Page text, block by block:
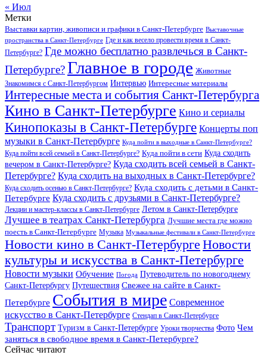
« Июл
Метки
Выставки картин, живописи и графики в Санкт-Петербурге Выставочные
пространства в Санкт-Петербурге Где и как весело провести время в Санкт-
Петербурге? Где можно бесплатно развлечься в Санкт-
Петербурге?Главное в городе Животные
Знакомимся с Санкт-Петербургом Интервью Интересные материалы
Интересные места и события Санкт-Петербурга
Кино в Санкт-Петербурге Кино и сериалы
Кинопоказы в Санкт-Петербурге Концерты поп
музыки в Санкт-Петербурге Куда пойти в выходные в Санкт-Петербурге?
Куда пойти всей семьей в Санкт-Петербурге? Куда пойти в сети Куда сходить
вечером в Санкт-Петербурге? Куда сходить всей семьей в Санкт-
Петербурге? Куда сходить на выходных в Санкт-Петербурге?
Куда сходить осенью в Санкт-Петербурге? Куда сходить с детьми в Санкт-
Петербурге Куда сходить с друзьями в Санкт-Петербурге?
Лекции и мастер-классы в Санкт-Петербурге Летом в Санкт-Петербурге
Лучшее в театрах Санкт-Петербурга Лучшие места где можно
поесть в Санкт-Петербурге Музыка Музыкальные фестивали в Санкт-Петербурге
Новости кино в Санкт-Петербурге Новости
культуры и искусства в Санкт-Петербурге
Новости музыки Обучение Погода Путеводитель по новогоднему
Санкт-Петербургу Путешествия Свежее на сайте в Санкт-
Петербурге События в мире Современное
искусство в Санкт-Петербурге Стендап в Санкт-Петербурге
Транспорт Туризм в Санкт-Петербурге Уроки творчества Фото Чем
заняться в свободное время в Санкт-Петербурге?
Сейчас читают